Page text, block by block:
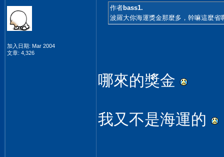
加入日期: Mar 2004
文章: 4,326
作者bass1.
波羅大你海運獎金那麼多，幹嘛這麼省
哪來的獎金
我又不是海運的